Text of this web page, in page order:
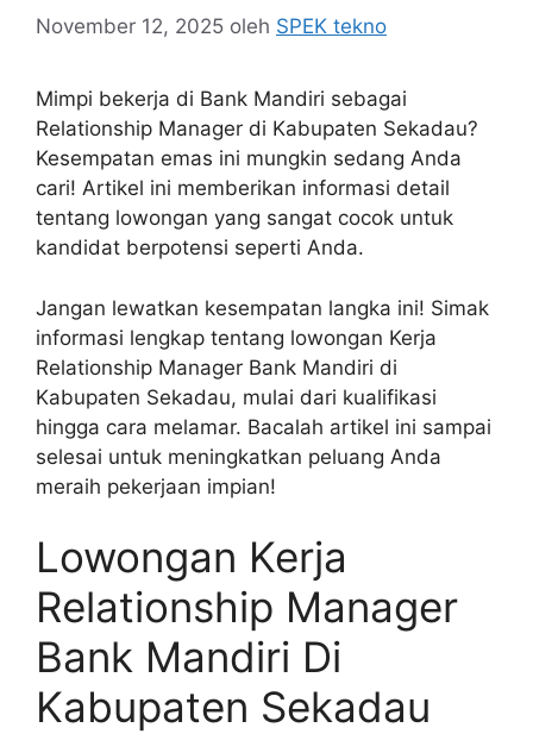
November 12, 2025 oleh SPEK tekno
Mimpi bekerja di Bank Mandiri sebagai
Relationship Manager di Kabupaten Sekadau?
Kesempatan emas ini mungkin sedang Anda
cari! Artikel ini memberikan informasi detail
tentang lowongan yang sangat cocok untuk
kandidat berpotensi seperti Anda.
Jangan lewatkan kesempatan langka ini! Simak
informasi lengkap tentang lowongan Kerja
Relationship Manager Bank Mandiri di
Kabupaten Sekadau, mulai dari kualifikasi
hingga cara melamar. Bacalah artikel ini sampai
selesai untuk meningkatkan peluang Anda
meraih pekerjaan impian!
Lowongan Kerja
Relationship Manager
Bank Mandiri Di
Kabupaten Sekadau